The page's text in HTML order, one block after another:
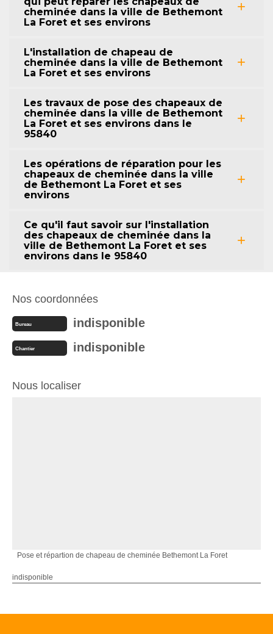
cheminée dans la ville de Bethemont
La Foret et ses environs
L'installation de chapeau de
cheminée dans la ville de Bethemont
La Foret et ses environs
Les travaux de pose des chapeaux de
cheminée dans la ville de Bethemont
La Foret et ses environs dans le
95840
Les opérations de réparation pour les
chapeaux de cheminée dans la ville
de Bethemont La Foret et ses
environs
Ce qu'il faut savoir sur l'installation
des chapeaux de cheminée dans la
ville de Bethemont La Foret et ses
environs dans le 95840
Nos coordonnées
Bureau indisponible
Chantier indisponible
Nous localiser
Pose et répartion de chapeau de cheminée Bethemont La Foret
indisponible